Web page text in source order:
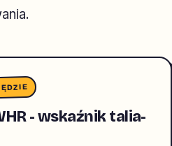
- wskaźnik talia-